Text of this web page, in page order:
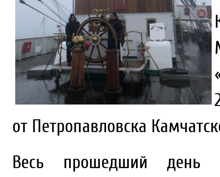
от Петропавловска
Весь прошедший день